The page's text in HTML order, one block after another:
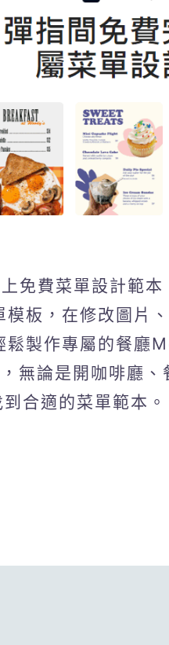
免費菜單設計範本
模板，在修改圖片
鬆製作專屬的餐廳
無論是開咖啡廳
合適的菜單範本。